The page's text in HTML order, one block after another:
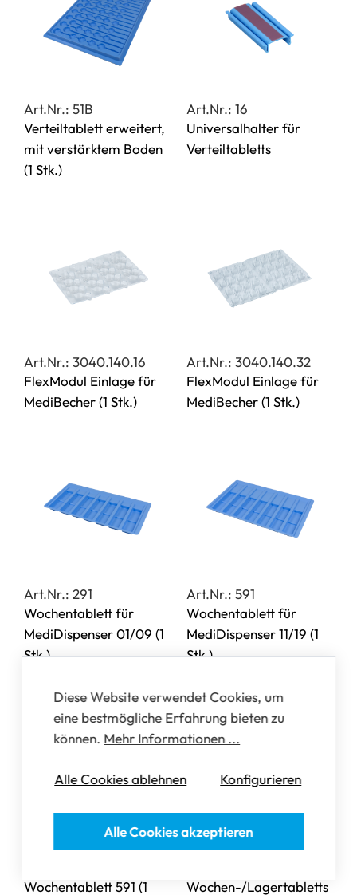
Art.Nr.: 51B
Verteiltablett erweitert,
mit verstärktem Boden
(1 Stk.)
Art.Nr.: 16
Universalhalter für
Verteiltabletts
Art.Nr.: 3040.140.16
FlexModul Einlage für
MediBecher(1 Stk.)
Art.Nr.: 3040.140.32
FlexModul Einlage für
MediBecher(1 Stk.)
Art.Nr.: 291
Wochentablett für
MediDispenser 01/09 (1
Stk.)
Art.Nr.: 591
Wochentablett für
MediDispenser 11/19 (1
Stk.)
Art.Nr.: 599
Wochentablett 591 (1
Art.Nr.: 150.141.200
Wochen-/Lagertabletts
Diese Website verwendet Cookies, um
eine bestmögliche Erfahrung bieten zu
können. Mehr Informationen ...
Alle Cookies ablehnen Konfigurieren
Alle Cookies akzeptieren